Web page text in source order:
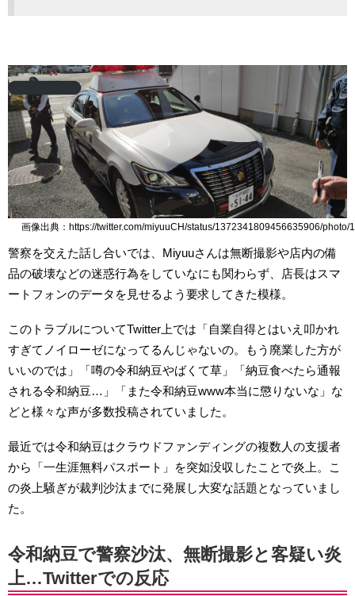
画像出典：https://twitter.com/miyuuCH/status/1372341809456635906/photo/1
警察を交えた話し合いでは、Miyuuさんは無断撮影や店内の備
品の破壊などの迷惑行為をしていなにも関わらず、店長はスマ
ートフォンのデータを見せるよう要求してきた模様。
このトラブルについてTwitter上では「自業自得とはいえ叩かれ
すぎてノイローゼになってるんじゃないの。もう廃業した方が
いいのでは」「噂の令和納豆やばくて草」「納豆食べたら通報
される令和納豆…」「また令和納豆www本当に懲りないな」な
どと様々な声が多数投稿されていました。
最近では令和納豆はクラウドファンディングの複数人の支援者
から「一生涯無料パスポート」を突如没収したことで炎上。こ
の炎上騒ぎが裁判沙汰までに発展し大変な話題となっていまし
た。
令和納豆で警察沙汰、無断撮影と客疑い炎
上…Twitterでの反応